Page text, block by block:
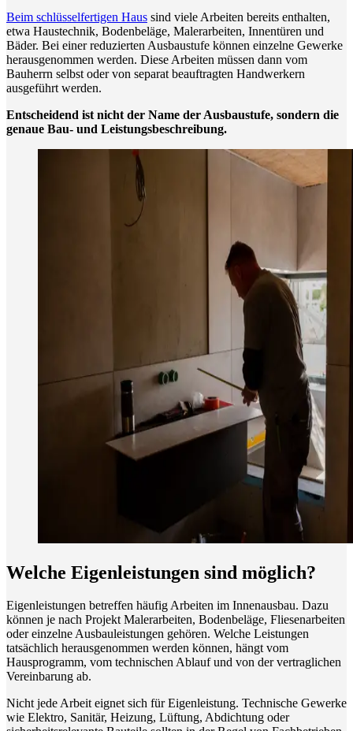
Beim schlüsselfertigen Haus sind viele Arbeiten bereits enthalten,
etwa Haustechnik, Bodenbeläge, Malerarbeiten, Innentüren und
Bäder. Bei einer reduzierten Ausbaustufe können einzelne Gewerke
herausgenommen werden. Diese Arbeiten müssen dann vom
Bauherrn selbst oder von separat beauftragten Handwerkern
ausgeführt werden.
Entscheidend ist nicht der Name der Ausbaustufe, sondern die
genaue Bau- und Leistungsbeschreibung.
Welche Eigenleistungen sind möglich?
Eigenleistungen betreffen häufig Arbeiten im Innenausbau. Dazu
können je nach Projekt Malerarbeiten, Bodenbeläge, Fliesenarbeiten
oder einzelne Ausbauleistungen gehören. Welche Leistungen
tatsächlich herausgenommen werden können, hängt vom
Hausprogramm, vom technischen Ablauf und von der vertraglichen
Vereinbarung ab.
Nicht jede Arbeit eignet sich für Eigenleistung. Technische Gewerke
wie Elektro, Sanitär, Heizung, Lüftung, Abdichtung oder